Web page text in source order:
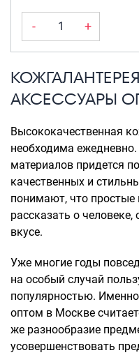
- +
АКСЕССУАРЫ
Высококачественная
необходима
материалов придется
качественных и
понимают, что
рассказать о
вкусе.
Уже многие годы
на особый случай
популярностью.
оптом в Москве
же разнообразие
усовершенствовать